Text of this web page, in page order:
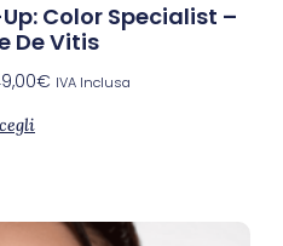
Color Specialist –
De Vitis
€ IVA Inclusa